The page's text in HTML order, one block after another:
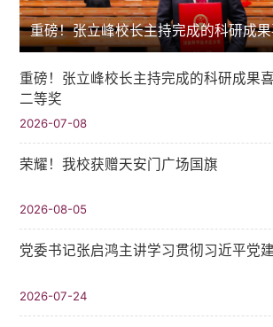
重磅！张立峰校长主持完成的科研成果
二等奖
2026-07-08
荣耀！我校获赠天安门广场国旗
2026-08-05
党委书记张启鸿主讲学习贯彻习近平党
2026-07-24